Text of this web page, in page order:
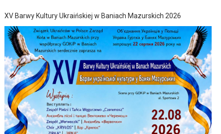
XV Barwy Kultury Ukraińskiej w Baniach Mazurskich 2026